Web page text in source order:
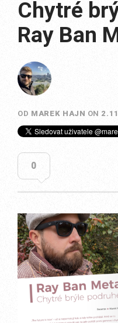
Chytré
Ray Ban
OD MAREK HAJN ON
0